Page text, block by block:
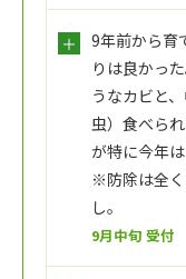
9年前から育
りは良かっ
うなカビと
虫）食べら
が特に今年は
※防除は全
し。
9月中旬 受付